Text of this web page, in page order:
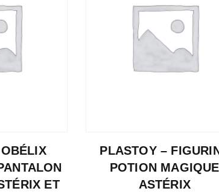
ET
PLASTOY –
POTION MAGIQUE
ASTÉRIX